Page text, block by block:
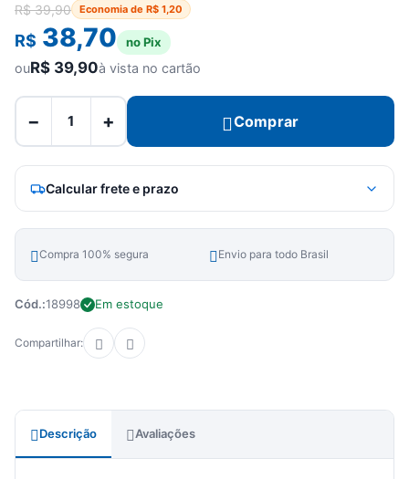
R$39,90 Economia de R$ 1,20
R$ 38,70 no Pix
ouR$ 39,90à vista no cartão
− + Comprar
Calcular frete e prazo
Compra 100% segura Envio para todo Brasil
Cód.:18998 Em estoque
Compartilhar:
Descrição Avaliações